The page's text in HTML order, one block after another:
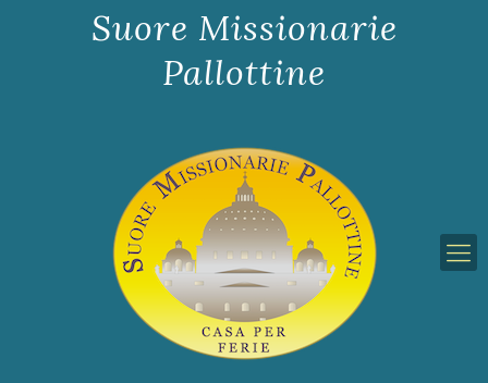
Suore Missionarie
Pallottine